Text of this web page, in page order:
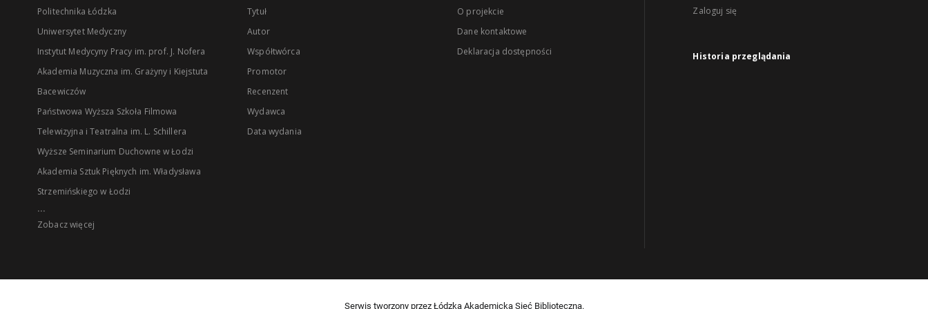
Politechnika Łódzka
Uniwersytet Medyczny
Instytut Medycyny Pracy im. prof. J. Nofera
Akademia Muzyczna im. Grażyny i Kiejstuta
Bacewiczów
Państwowa Wyższa Szkoła Filmowa
Telewizyjna i Teatralna im. L. Schillera
Wyższe Seminarium Duchowne w Łodzi
Akademia Sztuk Pięknych im. Władysława
Strzemińskiego w Łodzi
...
Zobacz więcej
Tytuł
Autor
Współtwórca
Promotor
Recenzent
Wydawca
Data wydania
O projekcie
Dane kontaktowe
Deklaracja dostępności
Zaloguj się
Historia przeglądania
Serwis tworzony przez Łódzką Akademicką Sieć Biblioteczną.